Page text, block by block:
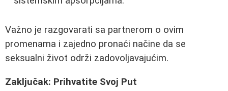
Važno je razgovarati sa partnerom o ovim
promenama i zajedno pronaći načine da se
seksualni život održi zadovoljavajućim.
Zaključak: Prihvatite Svoj Put